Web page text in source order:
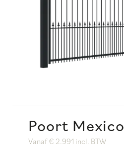
Poort Mexico
Vanaf € 2.991 incl. BTW